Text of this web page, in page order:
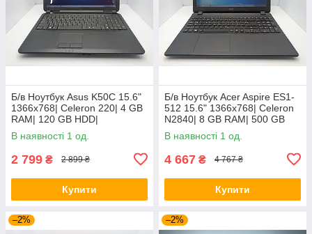
Б/в Ноутбук Asus K50C 15.6"
1366x768| Celeron 220| 4 GB
RAM| 120 GB HDD|
В наявності 1 од.
2 799 ₴ 2 899 ₴
Купити
Б/в Ноутбук Acer Aspire ES1-
512 15.6" 1366x768| Celeron
N2840| 8 GB RAM| 500 GB
HDD| HD
В наявності 1 од.
4 667 ₴ 4 767 ₴
Купити
–2% –2%